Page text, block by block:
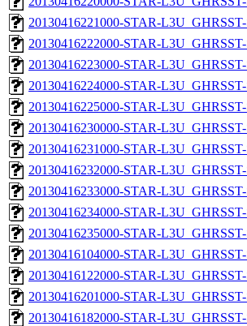
20130416221000-STAR-
20130416222000-STAR-
20130416223000-STAR-
20130416224000-STAR-
20130416225000-STAR-
20130416230000-STAR-
20130416231000-STAR-
20130416232000-STAR-
20130416233000-STAR-
20130416234000-STAR-
20130416235000-STAR-
20130416104000-STAR-
20130416122000-STAR-
20130416201000-STAR-
20130416182000-STAR-